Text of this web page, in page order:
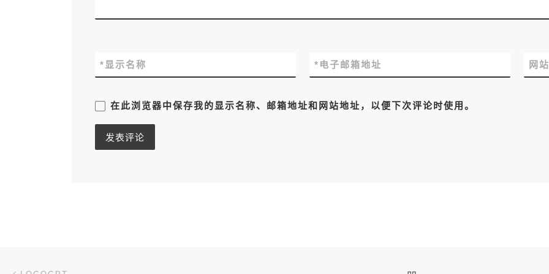
显示名称
* 电子邮箱地址
* 网
在此浏览器中保存我的显示名称、邮箱地址和网站地址，以便下次评论时使用。
文章导航